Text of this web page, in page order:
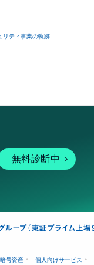
リティ事業の軌跡
無料診断中
暗号資産 個人向けサービス